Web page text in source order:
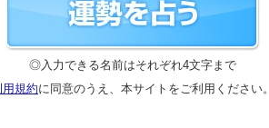
◎入力できる名前はそれぞれ4文字まで
用規約に同意のうえ、本サイトをご利用ください。